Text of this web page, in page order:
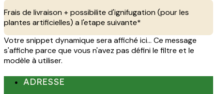
Frais de livraison + possibilite d'ignifugation (pour les
plantes artificielles) a l'etape suivante*
Votre snippet dynamique sera affiché ici... Ce message
s'affiche parce que vous n'avez pas défini le filtre et le
modèle à utiliser.
ADRESSE